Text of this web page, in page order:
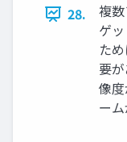
28.
複
ゲ
た
要
像
ー